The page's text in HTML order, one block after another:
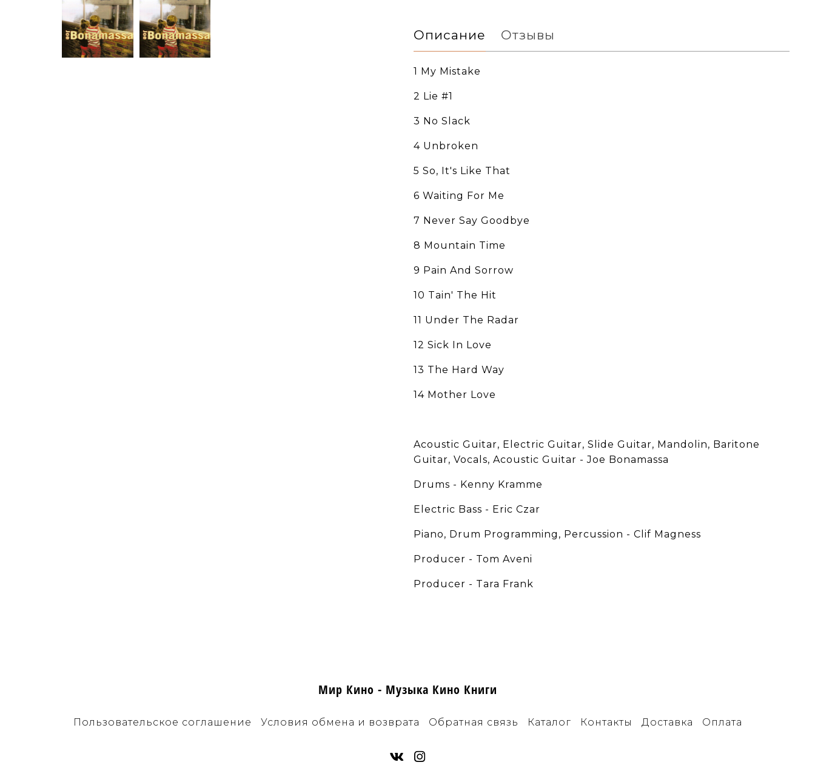
Описание Отзывы
1 My Mistake
2 Lie #1
3 No Slack
4 Unbroken
5 So, It's Like That
6 Waiting For Me
7 Never Say Goodbye
8 Mountain Time
9 Pain And Sorrow
10 Tain' The Hit
11 Under The Radar
12 Sick In Love
13 The Hard Way
14 Mother Love
Acoustic Guitar, Electric Guitar, Slide Guitar, Mandolin, Baritone
Guitar, Vocals, Acoustic Guitar - Joe Bonamassa
Drums - Kenny Kramme
Electric Bass - Eric Czar
Piano, Drum Programming, Percussion - Clif Magness
Producer - Tom Aveni
Producer - Tara Frank
Мир Кино - Музыка Кино Книги
Пользовательское соглашение Условия обмена и возврата Обратная связь Каталог Контакты Доставка Оплата